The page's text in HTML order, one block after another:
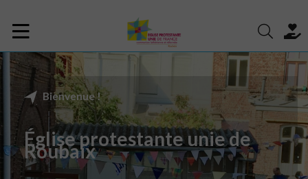
Bienvenue !
Église protestante unie de
Roubaix